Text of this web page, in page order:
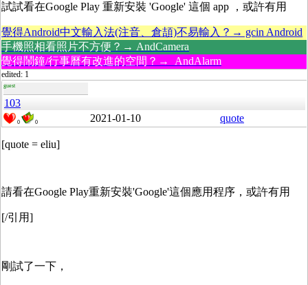
試試看在Google Play 重新安裝 'Google' 這個 app ，或許有用
覺得Android中文輸入法(注音、倉頡)不易輸入？→ gcin Android
手機照相看照片不方便？→ AndCamera
覺得鬧鐘/行事曆有改進的空間？→ AndAlarm
edited: 1
guest
103
0 0 2021-01-10 quote
[quote = eliu]
請看在Google Play重新安裝'Google'這個應用程序，或許有用
[/引用]
剛試了一下，